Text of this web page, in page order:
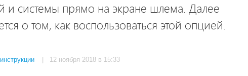
и системы прямо на экране шлема. Далее
о том, как воспользоваться этой опцией.
| 12 ноября 2018 в 15:33